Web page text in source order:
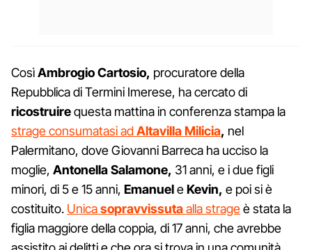
CosìAmbrogio Cartosio, procuratore della
Repubblica di Termini Imerese, ha cercato di
ricostruirequesta mattina in conferenza stampa la
strage consumatasi adAltavilla Milicia, nel
Palermitano, dove Giovanni Barreca ha ucciso la
moglie, Antonella Salamone, 31 anni, e i due figli
minori, di 5 e 15 anni, EmanueleKevin, e poi si è
costituito. Unicasopravvissutaalla strageè stata la
figlia maggiore della coppia, di 17 anni, che avrebbe